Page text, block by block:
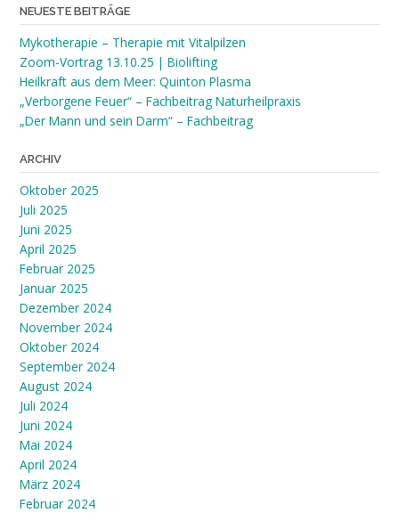
NEUESTE BEITRÄGE
Mykotherapie – Therapie mit Vitalpilzen
Zoom-Vortrag 13.10.25 | Biolifting
Heilkraft aus dem Meer: Quinton Plasma
„Verborgene Feuer“ – Fachbeitrag Naturheilpraxis
„Der Mann und sein Darm“ – Fachbeitrag
ARCHIV
Oktober 2025
Juli 2025
Juni 2025
April 2025
Februar 2025
Januar 2025
Dezember 2024
November 2024
Oktober 2024
September 2024
August 2024
Juli 2024
Juni 2024
Mai 2024
April 2024
März 2024
Februar 2024